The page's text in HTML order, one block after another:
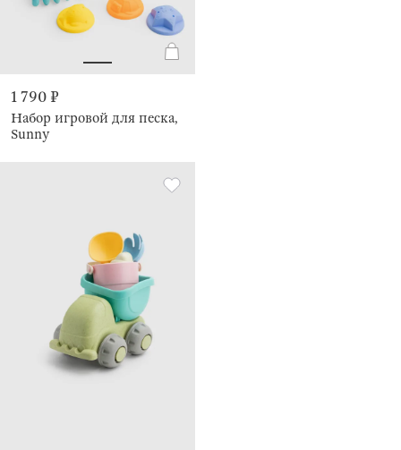
1 790 ₽
Набор игровой для песка,
Sunny